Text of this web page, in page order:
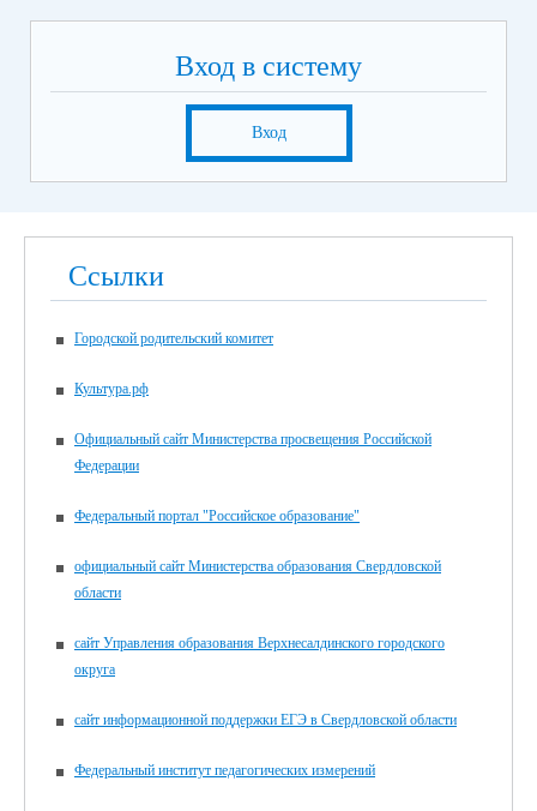
Вход в систему
Вход
Ссылки
Городской родительский комитет
Культура.рф
Официальный сайт Министерства просвещения Российской
Федерации
Федеральный портал "Российское образование"
официальный сайт Министерства образования Свердловской
области
сайт Управления образования Верхнесалдинского городского
округа
сайт информационной поддержки ЕГЭ в Свердловской области
Федеральный институт педагогических измерений